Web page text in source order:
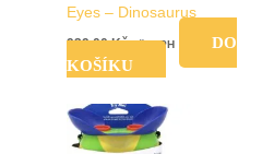
Eyes – Dinosaurus
939,00Kč vč. DPH
DO
KOŠÍKU